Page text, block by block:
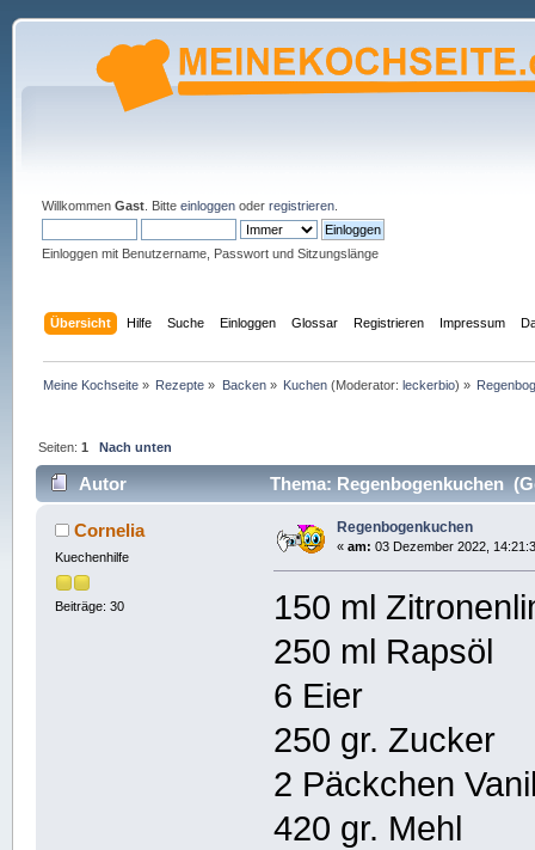
Willkommen Gast. Bitte einloggenoder registrieren.
Einloggen mit Benutzername, Passwort und Sitzungslänge
Übersicht Hilfe Suche Einloggen Glossar Registrieren Impressum
Meine Kochseite » Rezepte » Backen» Kuchen (Moderator:leckerbio) »
Seiten:1 Nach unten
Autor Thema: Regenbogenkuchen
Cornelia
Kuechenhilfe
Beiträge: 30
Regenbogenkuchen
« am: 03 Dezember 2022,
150 ml
250 ml Rapsöl
6 Eier
250 gr. Zucker
2 Päckchen
420 gr. Mehl